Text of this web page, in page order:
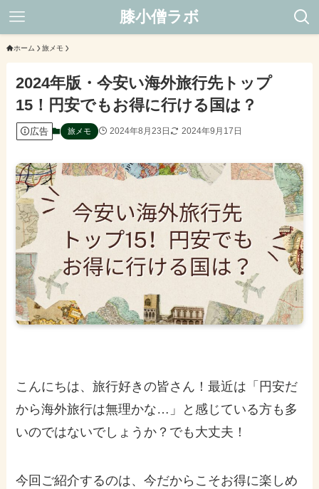
膝小僧ラボ
ホーム 旅メモ
2024年版・今安い海外旅行先トップ
15！円安でもお得に行ける国は？
広告 旅メモ 2024年8月23日 2024年9月17日
こんにちは、旅行好きの皆さん！最近は「円安だ
から海外旅行は無理かな…」と感じている方も多
いのではないでしょうか？でも大丈夫！
今回ご紹介するのは、今だからこそお得に楽しめ